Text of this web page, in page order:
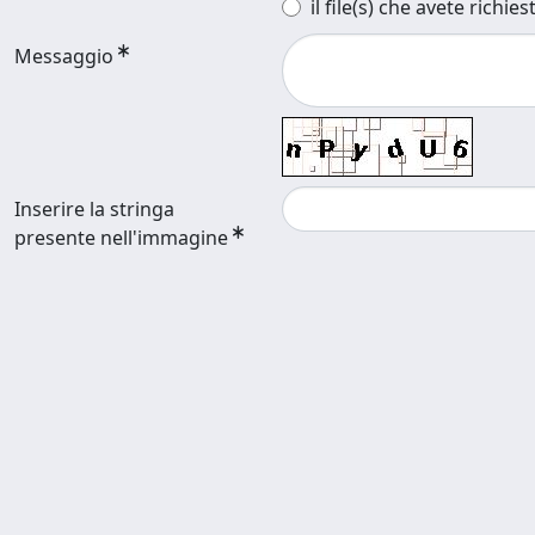
il file(s) che avete
Messaggio
Inserire la stringa
presente nell'immagine